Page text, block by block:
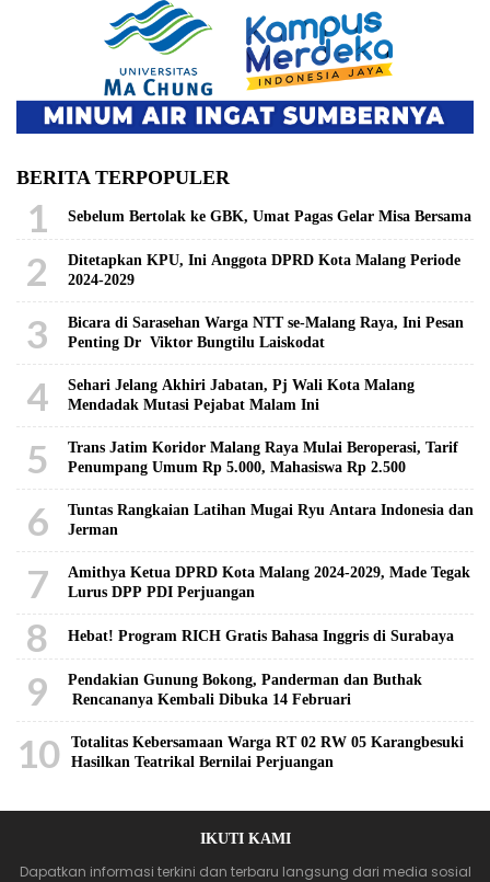
BERITA TERPOPULER
1 Sebelum Bertolak ke GBK, Umat Pagas Gelar Misa Bersama
2
Ditetapkan KPU, Ini Anggota DPRD Kota Malang Periode
2024-2029
3
Bicara di Sarasehan Warga NTT se-Malang Raya, Ini Pesan
Penting Dr Viktor Bungtilu Laiskodat
4
Sehari Jelang Akhiri Jabatan, Pj Wali Kota Malang
Mendadak Mutasi Pejabat Malam Ini
5
Trans Jatim Koridor Malang Raya Mulai Beroperasi, Tarif
Penumpang Umum Rp 5.000, Mahasiswa Rp 2.500
6
Tuntas Rangkaian Latihan Mugai Ryu Antara Indonesia dan
Jerman
7
Amithya Ketua DPRD Kota Malang 2024-2029, Made Tegak
Lurus DPP PDI Perjuangan
8 Hebat! Program RICH Gratis Bahasa Inggris di Surabaya
9
Pendakian Gunung Bokong, Panderman dan Buthak
Rencananya Kembali Dibuka 14 Februari
10
Totalitas Kebersamaan Warga RT 02 RW 05 Karangbesuki
Hasilkan Teatrikal Bernilai Perjuangan
IKUTI KAMI
Dapatkan informasi terkini dan terbaru langsung dari media sosial